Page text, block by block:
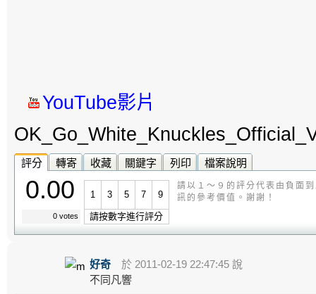
YouTube影片
評分 轉寄 收藏 關鍵字 列印 檔案說明
0.00
0 votes
1 3 5 7 9
請按數字進行評分
請以１～９的評分代表由負面
訊的參考價值。謝謝！
好奇
於 2011-02-19 22:47:45 說
不同凡響